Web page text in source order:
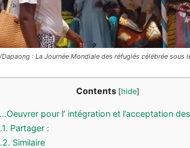
Dapaong : La Journée Mondiale des réfugiés célébrée sous
Contents [hide]
pour l’ intégration et l’acceptation
Partager :
Similaire